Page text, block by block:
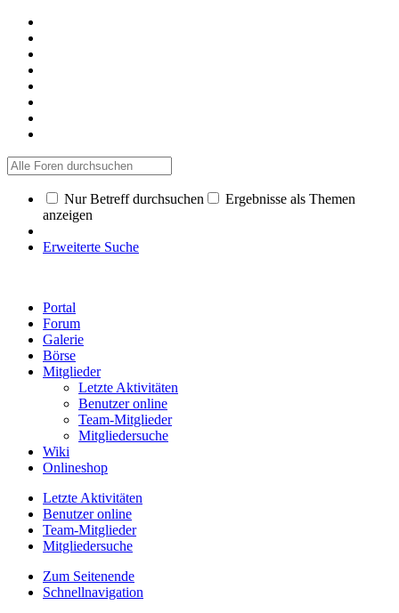
Nur Betreff durchsuchen
Ergebnisse als Themen
anzeigen
Erweiterte Suche
Portal
Forum
Galerie
Börse
Mitglieder
Letzte Aktivitäten
Benutzer online
Team-Mitglieder
Mitgliedersuche
Wiki
Onlineshop
Letzte Aktivitäten
Benutzer online
Team-Mitglieder
Mitgliedersuche
Zum Seitenende
Schnellnavigation